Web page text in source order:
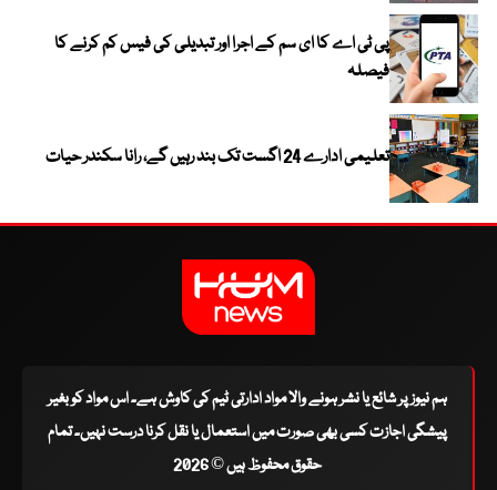
پی ٹی اے کا ای سم کے اجرا اور تبدیلی کی فیس کم کرنے کا
فیصلہ
تعلیمی ادارے 24 اگست تک بند رہیں گے، رانا سکندر حیات
ہم نیوز پر شائع یا نشر ہونے والا مواد ادارتی ٹیم کی کاوش ہے۔ اس مواد کو بغیر
پیشگی اجازت کسی بھی صورت میں استعمال یا نقل کرنا درست نہیں۔ تمام
حقوق محفوظ ہیں © 2026